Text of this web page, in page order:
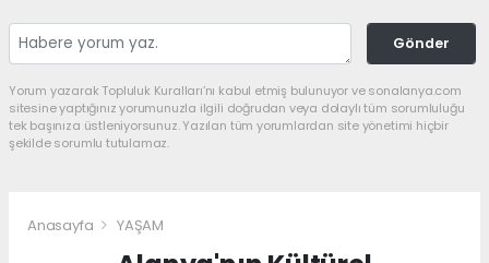
Gönder
Yorum yazarak Topluluk Kuralları’nı kabul etmiş bulunuyor ve sonalanya.com
sitesine yaptığınız yorumunuzla ilgili doğrudan veya dolaylı tüm sorumluluğu
tek başınıza üstleniyorsunuz. Yazılan tüm yorumlardan site yönetimi hiçbir
şekilde sorumlu tutulamaz.
Anasayfa YAŞAM